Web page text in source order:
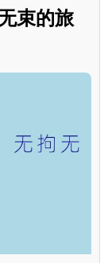
束的旅